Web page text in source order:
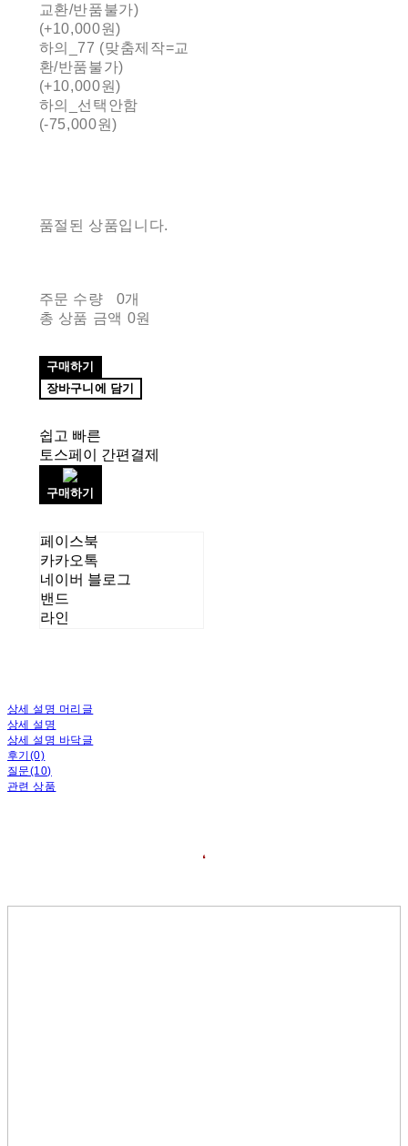
교환/반품불가)
(+10,000원)
하의_77 (맞춤제작=교
환/반품불가)
(+10,000원)
하의_선택안함
(-75,000원)
품절된 상품입니다.
주문 수량
0개
총 상품 금액 0원
구매하기
장바구니에 담기
쉽고 빠른
토스페이 간편결제
구매하기
페이스북
카카오톡
네이버 블로그
밴드
라인
상세 설명 머리글
상세 설명
상세 설명 바닥글
후기(0)
질문(10)
관련 상품
❛